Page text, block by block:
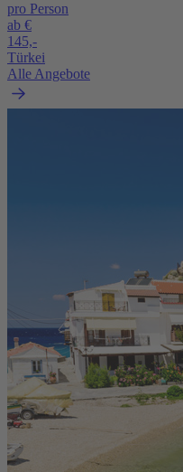
pro Person
ab €
145,-
Türkei
Alle Angebote